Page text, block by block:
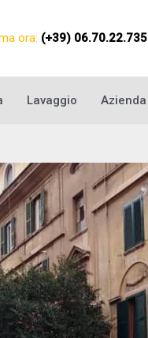
ora: (+39) 06.70.22.735
Lavaggio Azienda